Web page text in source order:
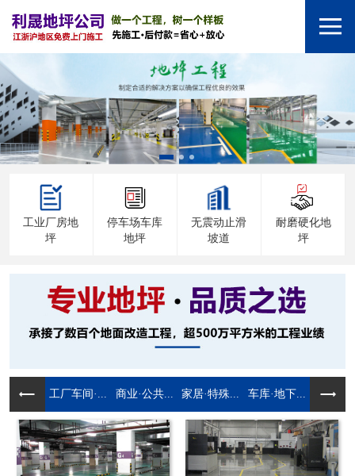
工业厂房地
坪
停车场车库
地坪
无震动止滑
坡道
耐磨硬化地
坪
工厂车间·... 商业·公共... 家居·特殊... 车库·地下...